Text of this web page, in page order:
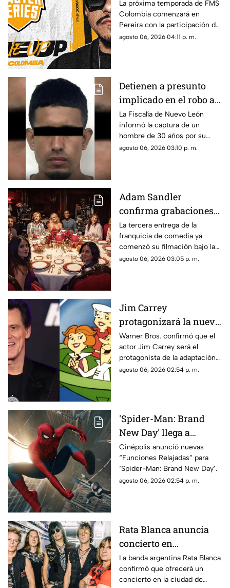
temporada ya tiene
fecha de inicio
La próxima temporada de FMS
Colombia comenzará en
Pereira con la participación del
mexicano Aczino y el regreso
agosto 06, 2026 04:11 p. m.
Detienen a presunto
implicado en el robo a
la casa de Karely Ruiz;
huellas dactilares
fueron clave
La Fiscalía de Nuevo León
informó la captura de un
hombre de 30 años por su
presunta participación en el
agosto 06, 2026 03:10 p. m.
Adam Sandler
confirma grabaciones
de 'Son Como Niños 3';
vuelve elenco original
La tercera entrega de la
franquicia de comedia ya
comenzó su filmación bajo la
producción de Netflix.
agosto 06, 2026 03:05 p. m.
Jim Carrey
protagonizará la nueva
película live-action de
'Los Supersónicos'
Warner Bros. confirmó que el
actor Jim Carrey será el
protagonista de la adaptación
en acción real de “Los
agosto 06, 2026 02:54 p. m.
'Spider-Man: Brand
New Day' llega a
Chihuahua con
funciones adaptadas
para personas
neurodivergentes
Cinépolis anunció nuevas
“Funciones Relajadas” para
‘Spider-Man: Brand New Day’.
agosto 06, 2026 02:54 p. m.
Rata Blanca anuncia
concierto en
Chihuahua capital:
confirman fecha
La banda argentina Rata Blanca
confirmó que ofrecerá un
concierto en la ciudad de